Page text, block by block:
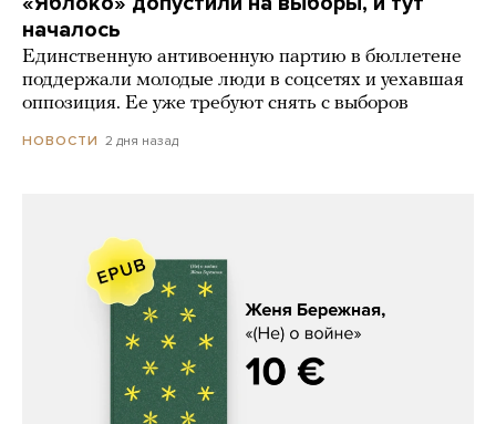
началось
Единственную антивоенную партию в бюллетене
поддержали молодые люди в соцсетях и уехавшая
оппозиция. Ее уже требуют снять с выборов
НОВОСТИ 2 дня назад